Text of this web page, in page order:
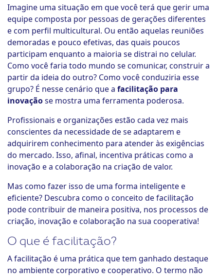
Imagine uma situação em que você terá que gerir uma
equipe composta por pessoas de gerações diferentes
e com perfil multicultural. Ou então aquelas reuniões
demoradas e pouco efetivas, das quais poucos
participam enquanto a maioria se distrai no celular.
Como você faria todo mundo se comunicar, construir a
partir da ideia do outro? Como você conduziria esse
grupo? É nesse cenário que a facilitação para
inovaçãose mostra uma ferramenta poderosa.
Profissionais e organizações estão cada vez mais
conscientes da necessidade de se adaptarem e
adquirirem conhecimento para atender às exigências
do mercado. Isso, afinal, incentiva práticas como a
inovação e a colaboração na criação de valor.
Mas como fazer isso de uma forma inteligente e
eficiente? Descubra como o conceito de facilitação
pode contribuir de maneira positiva, nos processos de
criação, inovação e colaboração na sua cooperativa!
O que é facilitação?
A facilitação é uma prática que tem ganhado destaque
no ambiente corporativo e cooperativo. O termo não